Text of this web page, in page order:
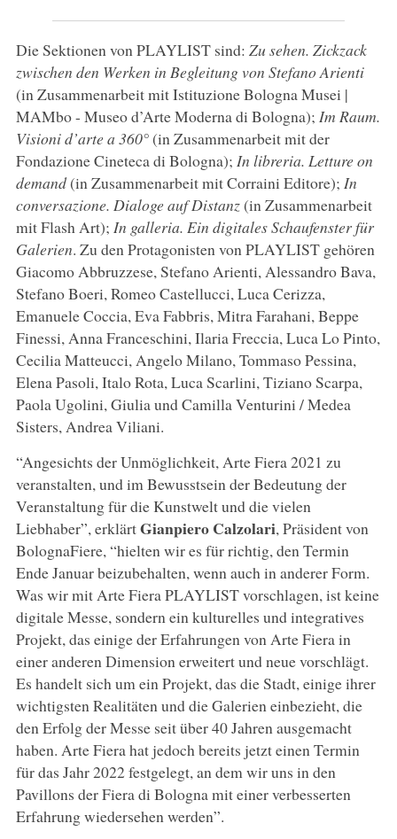
Die Sektionen von PLAYLIST sind: Zu sehen. Zickzack
zwischen den Werken in Begleitung von Stefano Arienti
(in Zusammenarbeit mit Istituzione Bologna Musei |
MAMbo - Museo d’Arte Moderna di Bologna); Im Raum.
Visioni d’arte a 360°(in Zusammenarbeit mit der
Fondazione Cineteca di Bologna); In libreria. Letture on
demand(in Zusammenarbeit mit Corraini Editore); In
conversazione. Dialoge auf Distanz(in Zusammenarbeit
mit Flash Art); In galleria. Ein digitales Schaufenster für
Galerien. Zu den Protagonisten von PLAYLIST gehören
Giacomo Abbruzzese, Stefano Arienti, Alessandro Bava,
Stefano Boeri, Romeo Castellucci, Luca Cerizza,
Emanuele Coccia, Eva Fabbris, Mitra Farahani, Beppe
Finessi, Anna Franceschini, Ilaria Freccia, Luca Lo Pinto,
Cecilia Matteucci, Angelo Milano, Tommaso Pessina,
Elena Pasoli, Italo Rota, Luca Scarlini, Tiziano Scarpa,
Paola Ugolini, Giulia und Camilla Venturini / Medea
Sisters, Andrea Viliani.
“Angesichts der Unmöglichkeit, Arte Fiera 2021 zu
veranstalten, und im Bewusstsein der Bedeutung der
Veranstaltung für die Kunstwelt und die vielen
Liebhaber”, erklärtGianpiero Calzolari, Präsident von
BolognaFiere, “hielten wir es für richtig, den Termin
Ende Januar beizubehalten, wenn auch in anderer Form.
Was wir mit Arte Fiera PLAYLIST vorschlagen, ist keine
digitale Messe, sondern ein kulturelles und integratives
Projekt, das einige der Erfahrungen von Arte Fiera in
einer anderen Dimension erweitert und neue vorschlägt.
Es handelt sich um ein Projekt, das die Stadt, einige ihrer
wichtigsten Realitäten und die Galerien einbezieht, die
den Erfolg der Messe seit über 40 Jahren ausgemacht
haben. Arte Fiera hat jedoch bereits jetzt einen Termin
für das Jahr 2022 festgelegt, an dem wir uns in den
Pavillons der Fiera di Bologna mit einer verbesserten
Erfahrung wiedersehen werden”.